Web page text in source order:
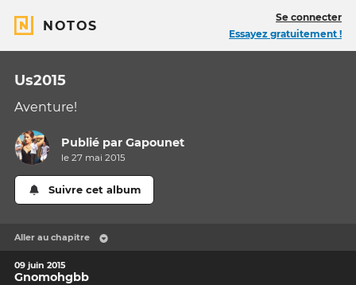
NOTOS
Se connecter
Essayez gratuitement !
Us2015
Aventure!
Publié parGapounet
le 27 mai 2015
Suivre cet album
Aller au chapitre
09 juin 2015
Gnomohgbb